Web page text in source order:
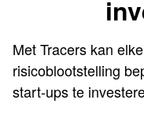
Met Tracers kan
risicoblootstelling
start-ups te